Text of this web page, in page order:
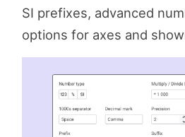
SI prefixes, advanced
options for axes and